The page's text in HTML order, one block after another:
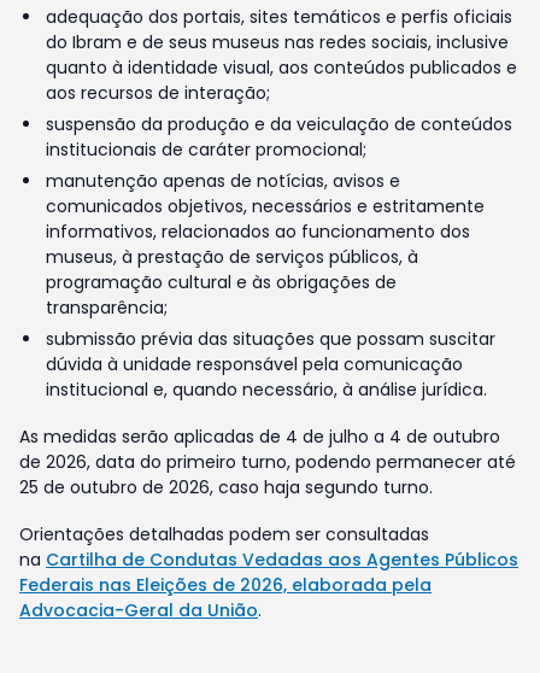
adequação dos portais, sites temáticos e perfis oficiais
do Ibram e de seus museus nas redes sociais, inclusive
quanto à identidade visual, aos conteúdos publicados e
aos recursos de interação;
suspensão da produção e da veiculação de conteúdos
institucionais de caráter promocional;
manutenção apenas de notícias, avisos e
comunicados objetivos, necessários e estritamente
informativos, relacionados ao funcionamento dos
museus, à prestação de serviços públicos, à
programação cultural e às obrigações de
transparência;
submissão prévia das situações que possam suscitar
dúvida à unidade responsável pela comunicação
institucional e, quando necessário, à análise jurídica.
As medidas serão aplicadas de 4 de julho a 4 de outubro
de 2026, data do primeiro turno, podendo permanecer até
25 de outubro de 2026, caso haja segundo turno.
Orientações detalhadas podem ser consultadas
na Cartilha de Condutas Vedadas aos Agentes Públicos
Federais nas Eleições de 2026, elaborada pela
Advocacia-Geral da União.